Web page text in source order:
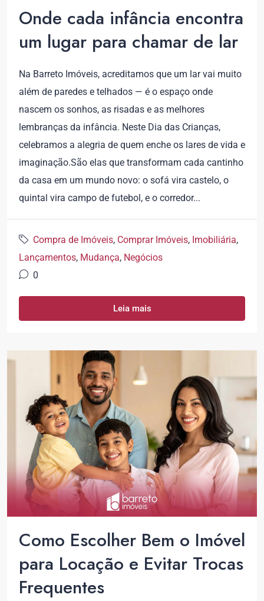
Onde cada infância encontra
um lugar para chamar de lar
Na Barreto Imóveis, acreditamos que um lar vai muito
além de paredes e telhados — é o espaço onde
nascem os sonhos, as risadas e as melhores
lembranças da infância. Neste Dia das Crianças,
celebramos a alegria de quem enche os lares de vida e
imaginação.São elas que transformam cada cantinho
da casa em um mundo novo: o sofá vira castelo, o
quintal vira campo de futebol, e o corredor...
Compra de Imóveis, Comprar Imóveis, Imobiliária,
Lançamentos, Mudança, Negócios
0
Leia mais
Como Escolher Bem o Imóvel
para Locação e Evitar Trocas
Frequentes